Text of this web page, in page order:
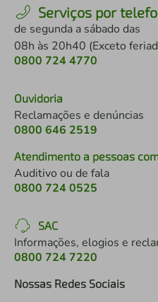
Serviços por
de segunda a sábado das
08h às 20h40 (Exceto
0800 724 4770
Ouvidoria
Reclamações e denúncias
0800 646 2519
Atendimento a pessoas
Auditivo ou de fala
0800 724 0525
SAC
Informações, elogios e
0800 724 7220
Nossas Redes Sociais